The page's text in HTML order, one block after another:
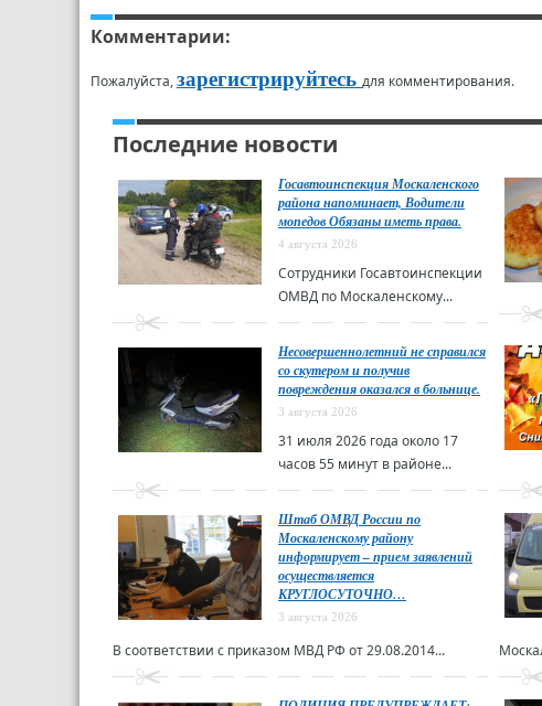
Комментарии:
Пожалуйста,зарегистрируйтесь для комментирования.
Последние новости
Госавтоинспекция Москаленского
района напоминает, Водители
мопедов Обязаны иметь права.
4 августа 2026
Сотрудники Госавтоинспекции
ОМВД по Москаленскому...
Несовершеннолетний не справился
со скутером и получив
повреждения оказался в больнице.
3 августа 2026
31 июля 2026 года около 17
часов 55 минут в районе...
Штаб ОМВД России по
Москаленскому району
информирует – прием заявлений
осуществляется
КРУГЛОСУТОЧНО…
3 августа 2026
В соответствии с приказом МВД РФ от 29.08.2014...